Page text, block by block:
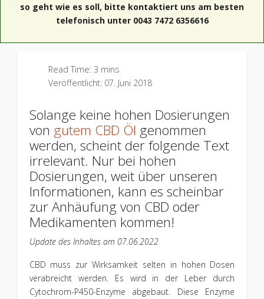
so geht wie es soll, bitte kontaktiert uns am besten
telefonisch unter 0043 7472 6356616
Read Time: 3 mins
Veröffentlicht: 07. Juni 2018
Solange keine hohen Dosierungen
von gutem CBD Öl genommen
werden, scheint der folgende Text
irrelevant. Nur bei hohen
Dosierungen, weit über unseren
Informationen, kann es scheinbar
zur Anhäufung von CBD oder
Medikamenten kommen!
Update des Inhaltes am 07.06.2022
CBD muss zur Wirksamkeit selten in hohen Dosen
verabreicht werden. Es wird in der Leber durch
Cytochrom-P450-Enzyme abgebaut. Diese Enzyme